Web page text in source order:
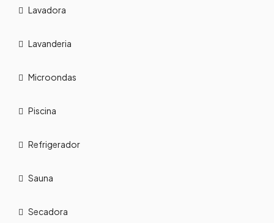
Lavadora
Lavanderia
Microondas
Piscina
Refrigerador
Sauna
Secadora